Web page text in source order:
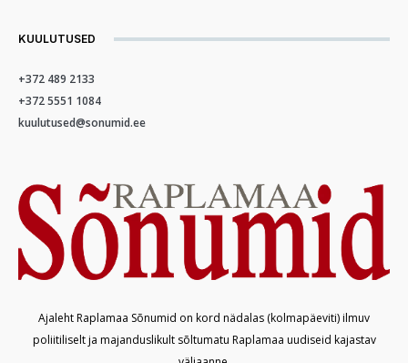
KUULUTUSED
+372 489 2133
+372 5551 1084
kuulutused@sonumid.ee
Ajaleht Raplamaa Sõnumid on kord nädalas (kolmapäeviti) ilmuv
poliitiliselt ja majanduslikult sõltumatu Raplamaa uudiseid kajastav